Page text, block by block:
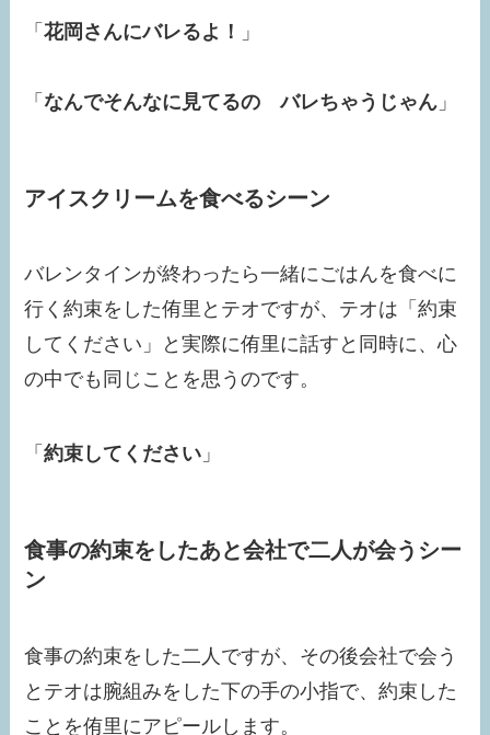
「花岡さんにバレるよ！ 」
「なんでそんなに見てるの バレちゃうじゃん 」
アイスクリームを食べるシーン
バレンタインが終わったら一緒にごはんを食べに
行く約束をした侑里とテオですが、テオは「約束
してください」と実際に侑里に話すと同時に、心
の中でも同じことを思うのです。
「約束してください 」
食事の約束をしたあと会社で二人が会うシー
ン
食事の約束をした二人ですが、その後会社で会う
とテオは腕組みをした下の手の小指で、約束した
ことを侑里にアピールします。